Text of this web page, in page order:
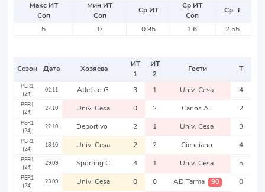
Макс ИТ
Соп
Мин ИТ
Соп
Ср ИТ
Ср ИТ
Соп
Ср. Т
5
0 0.95 1.6 2.55
Сезон Дата Хозяева
ИТ
1
ИТ
2
Гости Т
PER1
(24)
02.11 Atletico G 3 1 Univ. Cesa 4
PER1
(24)
27.10 Univ. Cesa 0 2 Carlos A. 2
PER1
(24)
22.10 Deportivo 2 1 Univ. Cesa 3
PER1
(24)
18.10 Univ. Cesa 2 2 Cienciano 4
PER1
(24)
29.09 Sporting C 4 1 Univ. Cesa 5
PER1
(24)
23.09 Univ. Cesa 0 0 AD Tarma 90 0